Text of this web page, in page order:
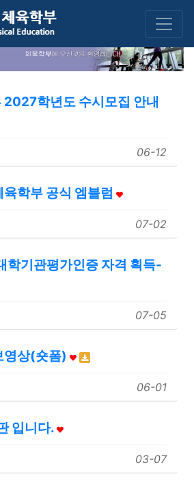
2027학년도 수시모집 안내
06-12
학부 공식 엠블럼
07-02
학기관평가인증 자격 획득-
07-05
영상(숏폼)
06-01
입니다.
03-07